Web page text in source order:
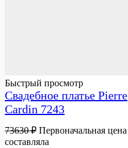
Быстрый просмотр
Свадебное платье Pierre
Cardin 7243
73630₽ Первоначальная цена
составляла